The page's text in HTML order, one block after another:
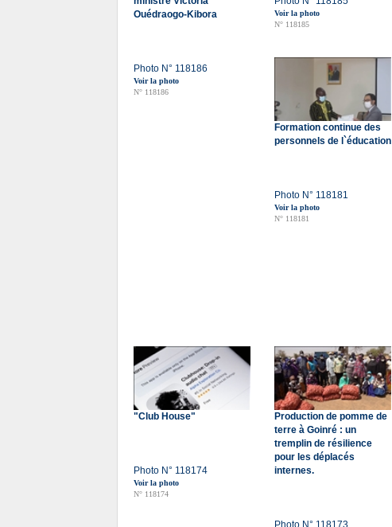
Ouédraogo-Kibora
Photo N° 118186
Voir la photo
N° 118186
Voir la photo
N° 118185
Formation continue des
personnels de l`éducation
Photo N° 118181
Voir la photo
N° 118181
"Club House"
Photo N° 118174
Voir la photo
N° 118174
Production de pomme de
terre à Goinré : un
tremplin de résilience
pour les déplacés
internes.
Photo N° 118173